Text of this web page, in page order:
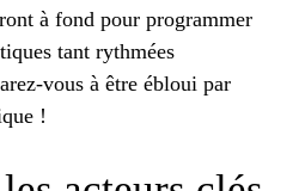
à fond pour programmer
tant rythmées
vous à être ébloui par
!